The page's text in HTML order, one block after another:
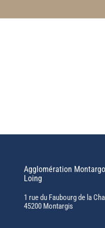
Agglomération
Loing
1 rue du Faubourg de la
45200 Montargis